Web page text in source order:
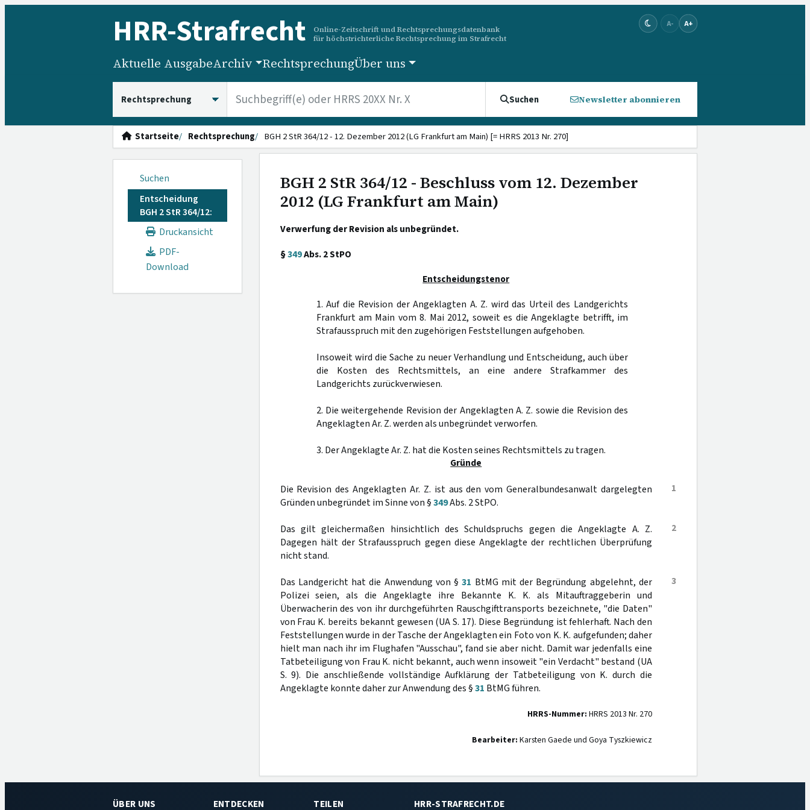
HRR-Strafrecht
Online-Zeitschrift und Rechtsprechungsdatenbank
für höchstrichterliche Rechtsprechung im Strafrecht
A- A+
Aktuelle AusgabeArchiv RechtsprechungÜber uns
Suchen Newsletter abonnieren
Startseite Rechtsprechung BGH 2 StR 364/12 - 12. Dezember 2012 (LG Frankfurt am Main) [= HRRS 2013 Nr. 270]
Suchen
Entscheidung
BGH 2 StR 364/12:
Druckansicht
PDF-
Download
BGH 2 StR 364/12 - Beschluss vom 12. Dezember
2012 (LG Frankfurt am Main)
Verwerfung der Revision als unbegründet.
§349Abs. 2 StPO
Entscheidungstenor
1. Auf die Revision der Angeklagten A. Z. wird das Urteil des Landgerichts
Frankfurt am Main vom 8. Mai 2012, soweit es die Angeklagte betrifft, im
Strafausspruch mit den zugehörigen Feststellungen aufgehoben.
Insoweit wird die Sache zu neuer Verhandlung und Entscheidung, auch über
die Kosten des Rechtsmittels, an eine andere Strafkammer des
Landgerichts zurückverwiesen.
2. Die weitergehende Revision der Angeklagten A. Z. sowie die Revision des
Angeklagten Ar. Z. werden als unbegründet verworfen.
3. Der Angeklagte Ar. Z. hat die Kosten seines Rechtsmittels zu tragen.
Gründe
1
Die Revision des Angeklagten Ar. Z. ist aus den vom Generalbundesanwalt dargelegten
Gründen unbegründet im Sinne von §349Abs. 2 StPO.
2
Das gilt gleichermaßen hinsichtlich des Schuldspruchs gegen die Angeklagte A. Z.
Dagegen hält der Strafausspruch gegen diese Angeklagte der rechtlichen Überprüfung
nicht stand.
3
Das Landgericht hat die Anwendung von §31 BtMG mit der Begründung abgelehnt, der
Polizei seien, als die Angeklagte ihre Bekannte K. K. als Mitauftraggeberin und
Überwacherin des von ihr durchgeführten Rauschgifttransports bezeichnete, "die Daten"
von Frau K. bereits bekannt gewesen (UA S. 17). Diese Begründung ist fehlerhaft. Nach den
Feststellungen wurde in der Tasche der Angeklagten ein Foto von K. K. aufgefunden; daher
hielt man nach ihr im Flughafen "Ausschau", fand sie aber nicht. Damit war jedenfalls eine
Tatbeteiligung von Frau K. nicht bekannt, auch wenn insoweit "ein Verdacht" bestand (UA
S. 9). Die anschließende vollständige Aufklärung der Tatbeteiligung von K. durch die
Angeklagte konnte daher zur Anwendung des §31 BtMG führen.
HRRS-Nummer: HRRS 2013 Nr. 270
Bearbeiter: Karsten Gaede und Goya Tyszkiewicz
ÜBER UNS ENTDECKEN TEILEN HRR-STRAFRECHT.DE